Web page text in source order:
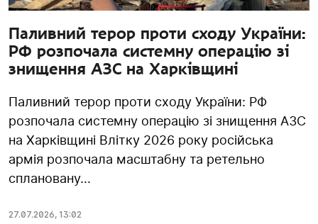
Паливний терор проти сходу України:
РФ розпочала системну операцію зі
знищення АЗС на Харківщині
Паливний терор проти сходу України: РФ
розпочала системну операцію зі знищення АЗС
на Харківщині Влітку 2026 року російська
армія розпочала масштабну та ретельно
сплановану...
27.07.2026, 13:02